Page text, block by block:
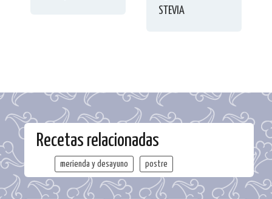
STEVIA
Recetas relacionadas
merienda y desayuno postre